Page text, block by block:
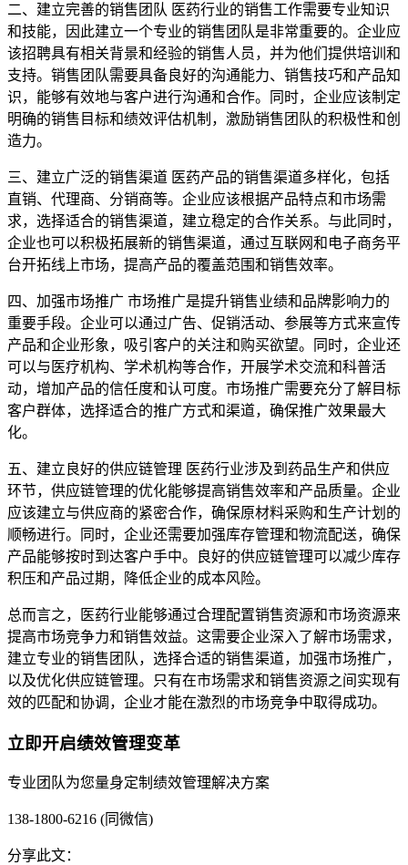
二、建立完善的销售团队 医药行业的销售工作需要专业知识
和技能，因此建立一个专业的销售团队是非常重要的。企业应
该招聘具有相关背景和经验的销售人员，并为他们提供培训和
支持。销售团队需要具备良好的沟通能力、销售技巧和产品知
识，能够有效地与客户进行沟通和合作。同时，企业应该制定
明确的销售目标和绩效评估机制，激励销售团队的积极性和创
造力。
三、建立广泛的销售渠道 医药产品的销售渠道多样化，包括
直销、代理商、分销商等。企业应该根据产品特点和市场需
求，选择适合的销售渠道，建立稳定的合作关系。与此同时，
企业也可以积极拓展新的销售渠道，通过互联网和电子商务平
台开拓线上市场，提高产品的覆盖范围和销售效率。
四、加强市场推广 市场推广是提升销售业绩和品牌影响力的
重要手段。企业可以通过广告、促销活动、参展等方式来宣传
产品和企业形象，吸引客户的关注和购买欲望。同时，企业还
可以与医疗机构、学术机构等合作，开展学术交流和科普活
动，增加产品的信任度和认可度。市场推广需要充分了解目标
客户群体，选择适合的推广方式和渠道，确保推广效果最大
化。
五、建立良好的供应链管理 医药行业涉及到药品生产和供应
环节，供应链管理的优化能够提高销售效率和产品质量。企业
应该建立与供应商的紧密合作，确保原材料采购和生产计划的
顺畅进行。同时，企业还需要加强库存管理和物流配送，确保
产品能够按时到达客户手中。良好的供应链管理可以减少库存
积压和产品过期，降低企业的成本风险。
总而言之，医药行业能够通过合理配置销售资源和市场资源来
提高市场竞争力和销售效益。这需要企业深入了解市场需求，
建立专业的销售团队，选择合适的销售渠道，加强市场推广，
以及优化供应链管理。只有在市场需求和销售资源之间实现有
效的匹配和协调，企业才能在激烈的市场竞争中取得成功。
立即开启绩效管理变革
专业团队为您量身定制绩效管理解决方案
138-1800-6216 (同微信)
分享此文：